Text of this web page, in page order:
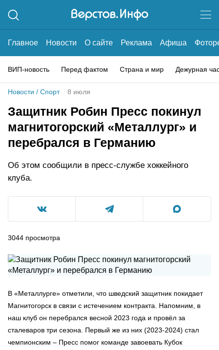
Главное Новости О сайте Реклама Афиша
ВИП-новость Перед фактом Страна и мир Дежурная
Новости / Спорт 8 июля
Защитник Робин Пресс покинул
магнитогорский «Металлург» и
перебрался в Германию
Об этом сообщили в пресс-службе хоккейного
клуба.
3044 просмотра
В «Металлурге» отметили, что шведский защитник покидает
Магнитогорск в связи с истечением контракта. Напомним, в
наш клуб он перебрался весной 2023 года и провёл за
сталеваров три сезона. Первый же из них (2023-2024) стал
чемпионским – Пресс помог команде завоевать Кубок